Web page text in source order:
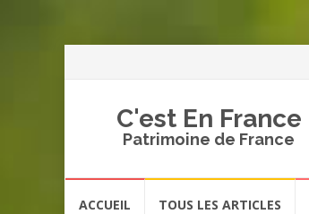
C'est En France
Patrimoine de France
ACCUEIL TOUS LES ARTICLES